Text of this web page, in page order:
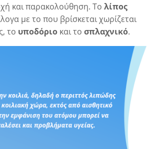
και παρακολούθηση. Το λίπος
με το που βρίσκεται χωρίζεται
το υποδόριο και το σπλαχνικό.